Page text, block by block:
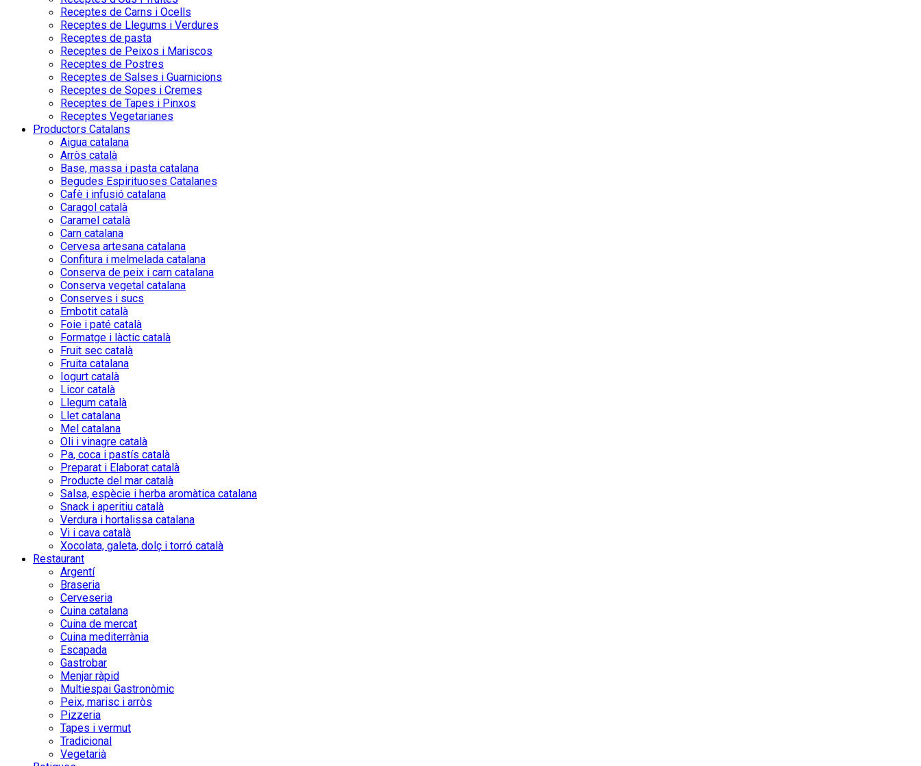
Receptes de Carns i Ocells
Receptes de Llegums i Verdures
Receptes de pasta
Receptes de Peixos i Mariscos
Receptes de Postres
Receptes de Salses i Guarnicions
Receptes de Sopes i Cremes
Receptes de Tapes i Pinxos
Receptes Vegetarianes
Productors Catalans
Aigua catalana
Arròs català
Base, massa i pasta catalana
Begudes Espirituoses Catalanes
Cafè i infusió catalana
Caragol català
Caramel català
Carn catalana
Cervesa artesana catalana
Confitura i melmelada catalana
Conserva de peix i carn catalana
Conserva vegetal catalana
Conserves i sucs
Embotit català
Foie i paté català
Formatge i làctic català
Fruit sec català
Fruita catalana
Iogurt català
Licor català
Llegum català
Llet catalana
Mel catalana
Oli i vinagre català
Pa, coca i pastís català
Preparat i Elaborat català
Producte del mar català
Salsa, espècie i herba aromàtica catalana
Snack i aperitiu català
Verdura i hortalissa catalana
Vi i cava català
Xocolata, galeta, dolç i torró català
Restaurant
Argentí
Braseria
Cerveseria
Cuina catalana
Cuina de mercat
Cuina mediterrània
Escapada
Gastrobar
Menjar ràpid
Multiespai Gastronòmic
Peix, marisc i arròs
Pizzeria
Tapes i vermut
Tradicional
Vegetarià